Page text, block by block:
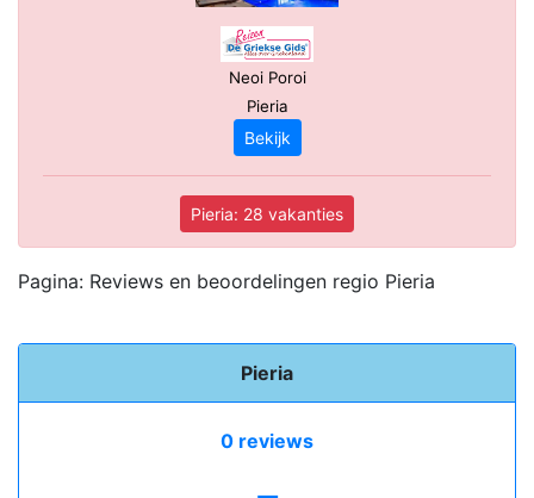
Neoi Poroi
Pieria
Bekijk
Pieria: 28 vakanties
Pagina: Reviews en beoordelingen regio Pieria
Pieria
0 reviews